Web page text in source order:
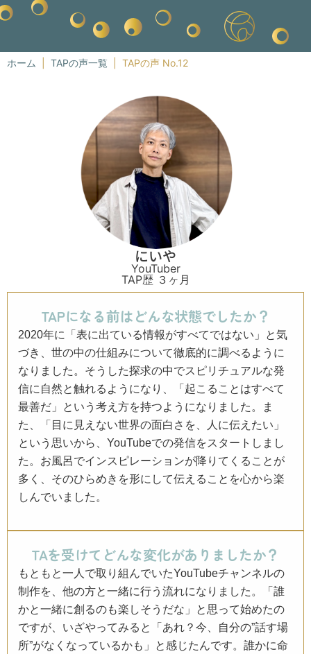
ホーム TAPの声一覧 TAPの声 No.12
にいや
YouTuber
TAP歴 ３ヶ月
TAPになる前はどんな状態でしたか？
2020年に「表に出ている情報がすべてではない」と気
づき、世の中の仕組みについて徹底的に調べるように
なりました。そうした探求の中でスピリチュアルな発
信に自然と触れるようになり、「起こることはすべて
最善だ」という考え方を持つようになりました。ま
た、「目に見えない世界の面白さを、人に伝えたい」
という思いから、YouTubeでの発信をスタートしまし
た。お風呂でインスピレーションが降りてくることが
多く、そのひらめきを形にして伝えることを心から楽
しんでいました。
TAを受けてどんな変化がありましたか？
もともと一人で取り組んでいたYouTubeチャンネルの
制作を、他の方と一緒に行う流れになりました。「誰
かと一緒に創るのも楽しそうだな」と思って始めたの
ですが、いざやってみると「あれ？今、自分の”話す場
所”がなくなっているかも」と感じたんです。誰かに命